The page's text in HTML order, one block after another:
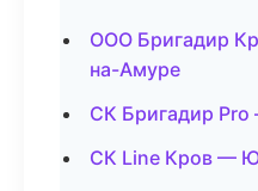
ООО Бригадир
на-Амуре
СК Бригадир Pro
СК Line Кров —